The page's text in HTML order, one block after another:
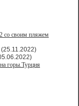
со своим пляжем
(25.11.2022)
горы.Турция